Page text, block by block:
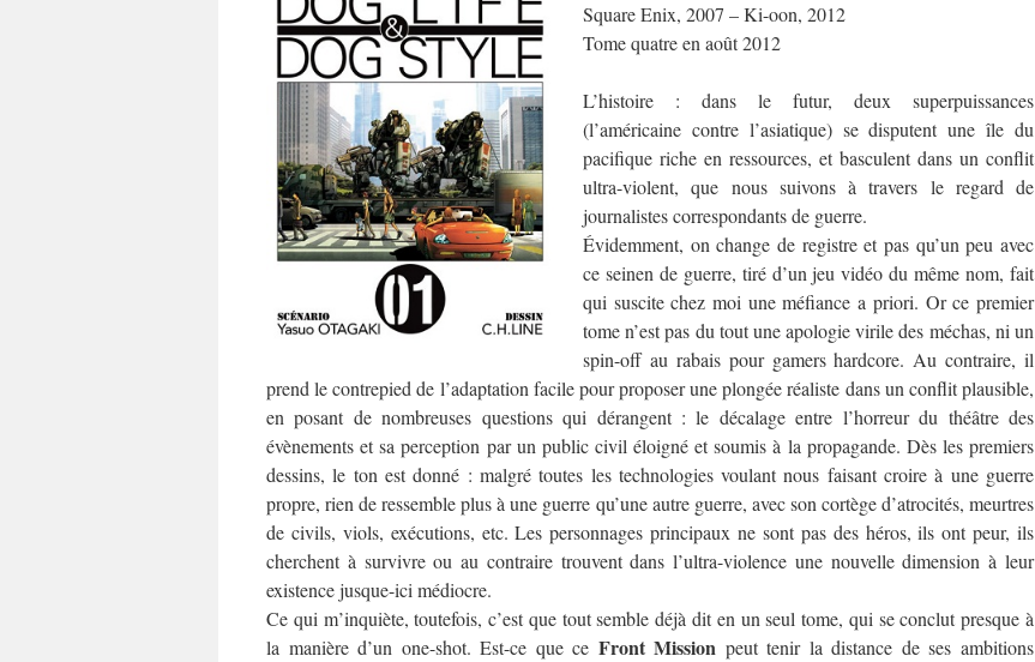
Square Enix, 2007 – Ki-oon, 2012
Tome quatre en août 2012
L’histoire : dans le futur, deux superpuissances
(l’américaine contre l’asiatique) se disputent une île du
pacifique riche en ressources, et basculent dans un conflit
ultra-violent, que nous suivons à travers le regard de
journalistes correspondants de guerre.
Évidemment, on change de registre et pas qu’un peu avec
ce seinen de guerre, tiré d’un jeu vidéo du même nom, fait
qui suscite chez moi une méfiance a priori. Or ce premier
tome n’est pas du tout une apologie virile des méchas, ni un
spin-off au rabais pour gamers hardcore. Au contraire, il
prend le contrepied de l’adaptation facile pour proposer une plongée réaliste dans un conflit plausible,
en posant de nombreuses questions qui dérangent : le décalage entre l’horreur du théâtre des
évènements et sa perception par un public civil éloigné et soumis à la propagande. Dès les premiers
dessins, le ton est donné : malgré toutes les technologies voulant nous faisant croire à une guerre
propre, rien de ressemble plus à une guerre qu’une autre guerre, avec son cortège d’atrocités, meurtres
de civils, viols, exécutions, etc. Les personnages principaux ne sont pas des héros, ils ont peur, ils
cherchent à survivre ou au contraire trouvent dans l’ultra-violence une nouvelle dimension à leur
existence jusque-ici médiocre.
Ce qui m’inquiète, toutefois, c’est que tout semble déjà dit en un seul tome, qui se conclut presque à
la manière d’un one-shot. Est-ce que ce Front Mission peut tenir la distance de ses ambitions